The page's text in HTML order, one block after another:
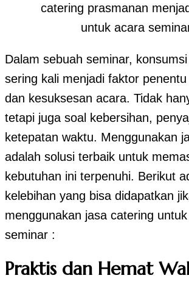
catering prasmanan
untuk acara
Dalam sebuah seminar,
sering kali menjadi faktor
dan kesuksesan acara. Tidak
tetapi juga soal kebersihan,
ketepatan waktu. Menggunakan
adalah solusi terbaik untuk
kebutuhan ini terpenuhi. Berikut
kelebihan yang bisa didapatkan
menggunakan jasa catering
seminar :
Praktis dan Hemat